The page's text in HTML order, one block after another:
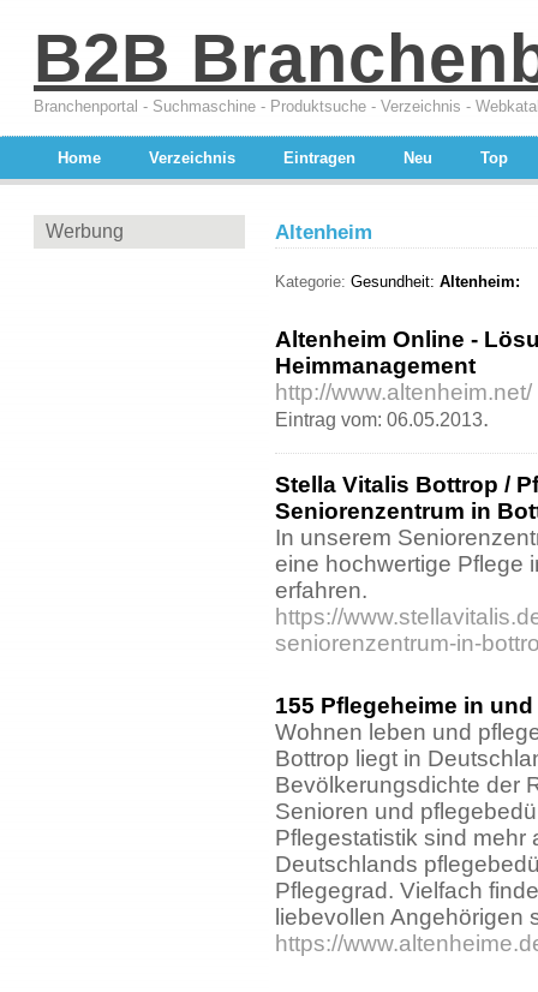
B2B
Branchenportal - Suchmaschine - Produktsuche - Verzeichnis -
Home Verzeichnis Eintragen Neu Top
Werbung Altenheim
Kategorie: Gesundheit: Altenheim:
Altenheim Online -
Heimmanagement
http://www.altenheim.net/
Eintrag vom: 06.05.2013.
Stella Vitalis Bottrop /
Seniorenzentrum in
In unserem
eine hochwertige Pflege
erfahren.
https://
seniorenzentrum-in-
155 Pflegeheime in
Wohnen leben und
Bottrop liegt in
Bevölkerungsdichte der
Senioren und
Pflegestatistik sind mehr
Deutschlands
Pflegegrad. Vielfach
liebevollen Angehörigen
https://